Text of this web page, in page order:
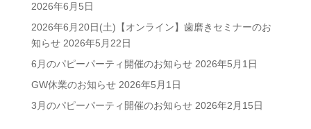
2026年6月5日
2026年6月20日(土)【オンライン】歯磨きセミナーのお
知らせ 2026年5月22日
6月のパピーパーティ開催のお知らせ 2026年5月1日
GW休業のお知らせ 2026年5月1日
3月のパピーパーティ開催のお知らせ 2026年2月15日